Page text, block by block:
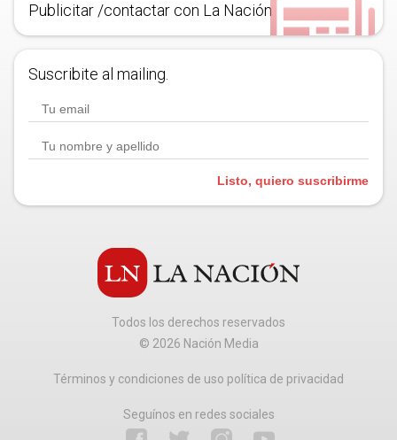
Publicitar /contactar con La Nación
Suscribite al mailing.
Listo, quiero suscribirme
Todos los derechos reservados
© 2026 Nación Media
Términos y condiciones de uso política de privacidad
Seguínos en redes sociales